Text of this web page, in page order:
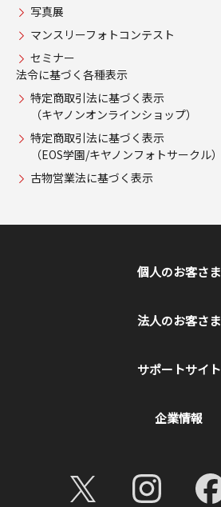
写真展
マンスリーフォトコンテスト
セミナー
法令に基づく各種表示
特定商取引法に基づく表示
（キヤノンオンラインショップ）
特定商取引法に基づく表示
（EOS学園/キヤノンフォトサークル）
古物営業法に基づく表示
個人のお客さま
法人のお客さま
サポートサイト
企業情報